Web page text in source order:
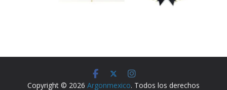
Copyright © 2026 Argonmexico. Todos los derechos